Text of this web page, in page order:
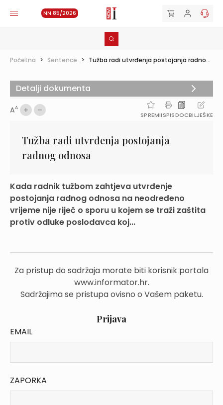
NN 85/2026
Početna > Sentence > Tužba radi utvrđenja postojanja radno...
AA
SPREMIISPISDOCBILJEŠKE
Tužba radi utvrđenja postojanja
radnog odnosa
Kada radnik tužbom zahtjeva utvrđenje
postojanja radnog odnosa na neodređeno
vrijeme nije riječ o sporu u kojem se traži zaštita
protiv odluke poslodavca koj...
Za pristup do sadržaja morate biti korisnik portala
www.informator.hr.
Sadržajima se pristupa ovisno o Vašem paketu.
Prijava
EMAIL
ZAPORKA
Detalji dokumenta